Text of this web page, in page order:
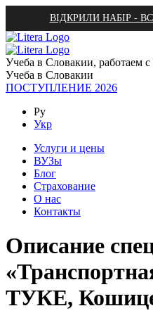
ВІДКРИЛИ НАБІР -
Учеба в Словакии, работаем с
Учеба в Словакии
ПОСТУПЛЕНИЕ 2026
Ру
Укр
Услуги и цены
ВУЗы
Блог
Страхование
О нас
Контакты
Описание
ТУКЕ,